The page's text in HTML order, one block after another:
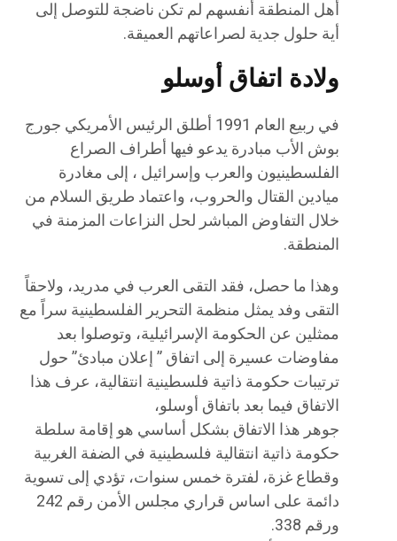
أهل المنطقة أنفسهم لم تكن ناضجة للتوصل إلى
أية حلول جدية لصراعاتهم العميقة.
ولادة اتفاق أوسلو
في ربيع العام 1991 أطلق الرئيس الأمريكي جورج
بوش الأب مبادرة يدعو فيها أطراف الصراع
الفلسطينيون والعرب وإسرائيل ، إلى مغادرة
ميادين القتال والحروب، واعتماد طريق السلام من
خلال التفاوض المباشر لحل النزاعات المزمنة في
المنطقة.
وهذا ما حصل، فقد التقى العرب في مدريد، ولاحقاً
التقى وفد يمثل منظمة التحرير الفلسطينية سراً مع
ممثلين عن الحكومة الإسرائيلية، وتوصلوا بعد
مفاوضات عسيرة إلى اتفاق ” إعلان مبادئ” حول
ترتيبات حكومة ذاتية فلسطينية انتقالية، عرف هذا
الاتفاق فيما بعد باتفاق أوسلو،
جوهر هذا الاتفاق بشكل أساسي هو إقامة سلطة
حكومة ذاتية انتقالية فلسطينية في الضفة الغربية
وقطاع غزة، لفترة خمس سنوات، تؤدي إلى تسوية
دائمة على اساس قراري مجلس الأمن رقم 242
ورقم 338.